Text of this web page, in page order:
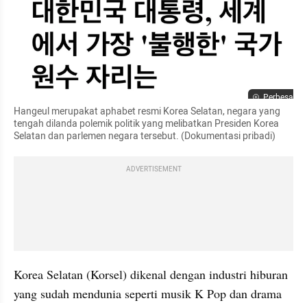
Perbesar
Hangeul merupakat aphabet resmi Korea Selatan, negara yang
tengah dilanda polemik politik yang melibatkan Presiden Korea
Selatan dan parlemen negara tersebut. (Dokumentasi pribadi)
ADVERTISEMENT
Korea Selatan (Korsel) dikenal dengan industri hiburan
yang sudah mendunia seperti musik K Pop dan drama